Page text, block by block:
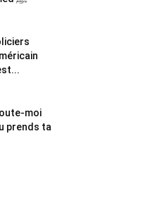
moi
prends ta